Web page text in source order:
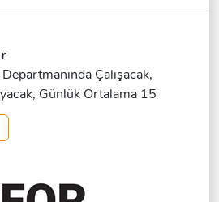
Çalışacak,
Günlük Ortalama 15
Çay Kahve Servisi Yapacak,
Temizliğini Yapacak,
Var.